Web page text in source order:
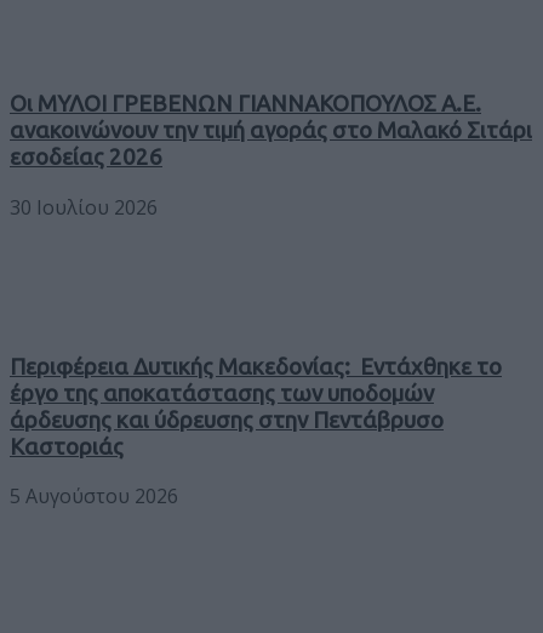
Οι ΜΥΛΟΙ ΓΡΕΒΕΝΩΝ ΓΙΑΝΝΑΚΟΠΟΥΛΟΣ Α.Ε.
ανακοινώνουν την τιμή αγοράς στο Μαλακό Σιτάρι
εσοδείας 2026
30 Ιουλίου 2026
Περιφέρεια Δυτικής Μακεδονίας: Εντάχθηκε το
έργο της αποκατάστασης των υποδομών
άρδευσης και ύδρευσης στην Πεντάβρυσο
Καστοριάς
5 Αυγούστου 2026